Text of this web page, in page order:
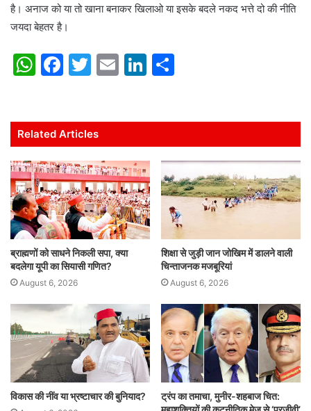
है। अनाज को या तो खाना बनाकर खिलाओ या इसके बदले नकद भत्ते दो की नीति
जयदा बेहतर है।
W
s
A
p
p
F
e
b
o
o
k
T
er
E
l
Li
e
dI
n
e
Related Articles
ब्राह्मणों को साधने निकली सपा, क्या
बदलेगा यूपी का सियासी गणित?
August 6, 2026
शिक्षा से जुड़ी जान जोखिम में डालने वाली
चिन्ताजनक मजबूरियां
August 6, 2026
विकास की नींव या भ्रष्टाचार की बुनियाद?
ट्रंप का तमाचा, मुनीर-शहबाज चित: